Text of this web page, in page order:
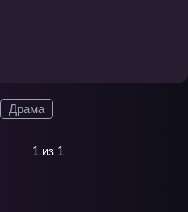
Драма
1 из 1